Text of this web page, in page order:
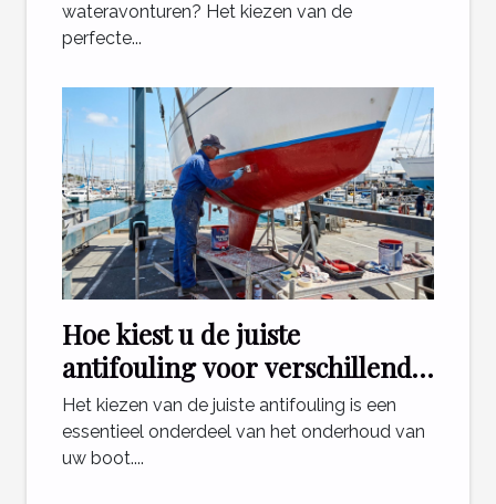
wateravonturen? Het kiezen van de
perfecte...
Hoe kiest u de juiste
antifouling voor verschillende
vaaromgevingen?
Het kiezen van de juiste antifouling is een
essentieel onderdeel van het onderhoud van
uw boot....